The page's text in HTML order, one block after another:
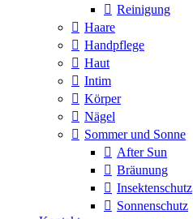
Reinigung
Haare
Handpflege
Haut
Intim
Körper
Nägel
Sommer und Sonne
After Sun
Bräunung
Insektenschutz
Sonnenschutz